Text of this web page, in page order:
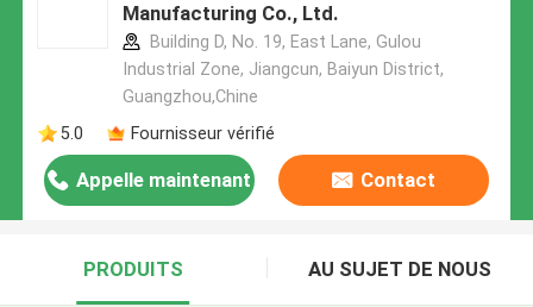
Manufacturing Co., Ltd.
Building D, No. 19, East Lane, Gulou
Industrial Zone, Jiangcun, Baiyun District,
Guangzhou,Chine
5.0
Fournisseur vérifié
Appelle maintenant Contact
PRODUITS AU SUJET DE NOUS